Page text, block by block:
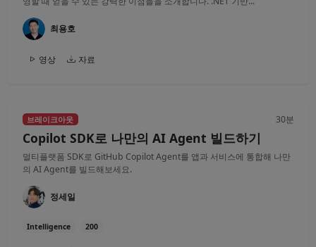
최용호
영상 자료
브레이크아웃 30분
Copilot SDK로 나만의 AI Agent 빌드하기
멀티플랫폼 SDK로 GitHub Copilot Agent를 앱과 서비스에 통합해 나만
의 AI Agent를 빌드해보세요.
정세일
Intelligence 200